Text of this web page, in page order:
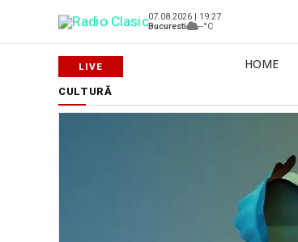
07.08.2026 | 19:27
Bucuresti
--°C
HOME
CULTURĂ